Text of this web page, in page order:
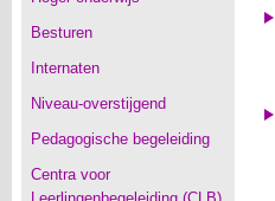
Besturen
Internaten
Niveau-overstijgend
Pedagogische begeleiding
Centra voor